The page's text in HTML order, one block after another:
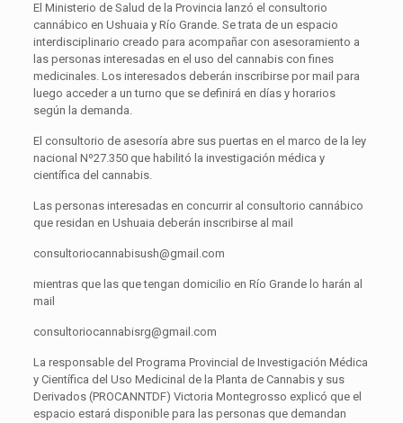
El Ministerio de Salud de la Provincia lanzó el consultorio
cannábico en Ushuaia y Río Grande. Se trata de un espacio
interdisciplinario creado para acompañar con asesoramiento a
las personas interesadas en el uso del cannabis con fines
medicinales. Los interesados deberán inscribirse por mail para
luego acceder a un turno que se definirá en días y horarios
según la demanda.
El consultorio de asesoría abre sus puertas en el marco de la ley
nacional Nº27.350 que habilitó la investigación médica y
científica del cannabis.
Las personas interesadas en concurrir al consultorio cannábico
que residan en Ushuaia deberán inscribirse al mail
consultoriocannabisush@gmail.com
mientras que las que tengan domicilio en Río Grande lo harán al
mail
consultoriocannabisrg@gmail.com
La responsable del Programa Provincial de Investigación Médica
y Científica del Uso Medicinal de la Planta de Cannabis y sus
Derivados (PROCANNTDF) Victoria Montegrosso explicó que el
espacio estará disponible para las personas que demandan